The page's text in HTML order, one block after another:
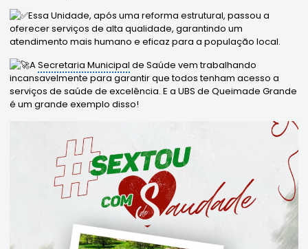
Essa Unidade, após uma reforma estrutural, passou a
oferecer serviços de alta qualidade, garantindo um
atendimento mais humano e eficaz para a população local.
ASecretaria Municipal de Saúde vem trabalhando
incansavelmente para garantir que todos tenham acesso a
serviços de saúde de excelência. E a UBS de Queimade Grande
é um grande exemplo disso!